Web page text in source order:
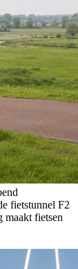
fietstunnel F2
maakt fietsen